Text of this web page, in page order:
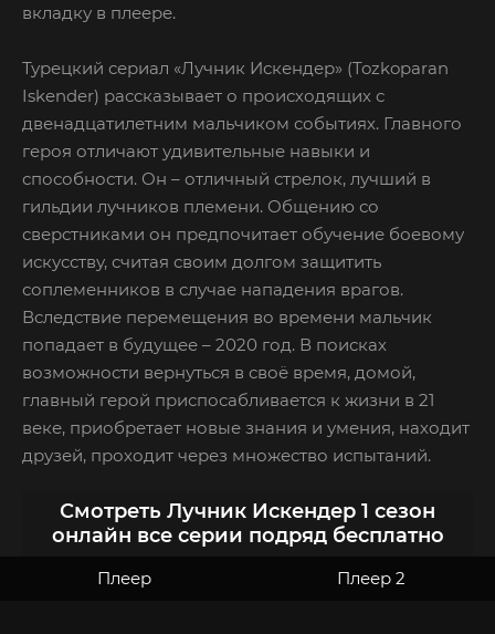
вкладку в плеере.
Турецкий сериал «Лучник Искендер» (Tozkoparan
Iskender) рассказывает о происходящих с
двенадцатилетним мальчиком событиях. Главного
героя отличают удивительные навыки и
способности. Он – отличный стрелок, лучший в
гильдии лучников племени. Общению со
сверстниками он предпочитает обучение боевому
искусству, считая своим долгом защитить
соплеменников в случае нападения врагов.
Вследствие перемещения во времени мальчик
попадает в будущее – 2020 год. В поисках
возможности вернуться в своё время, домой,
главный герой приспосабливается к жизни в 21
веке, приобретает новые знания и умения, находит
друзей, проходит через множество испытаний.
Смотреть Лучник Искендер 1 сезон
онлайн все серии подряд бесплатно
Плеер Плеер 2